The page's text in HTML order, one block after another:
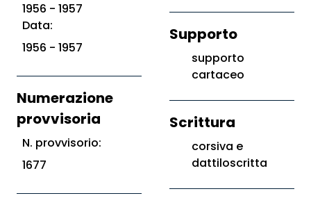
1956 - 1957
Data:
1956 - 1957
Numerazione
provvisoria
N. provvisorio:
1677
Supporto
supporto
cartaceo
Scrittura
corsiva e
dattiloscritta